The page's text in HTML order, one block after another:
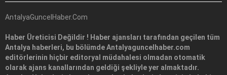
AntalyaGuncelHaber.Com
Haber Üreticisi Değildir ! Haber ajansları tarafından geçilen tüm
Antalya haberleri, bu bölümde Antalyaguncelhaber.com
editörlerinin hiçbir editoryal müdahalesi olmadan otomatik
olarak ajans kanallarından geldiği şekliyle yer almaktadır.